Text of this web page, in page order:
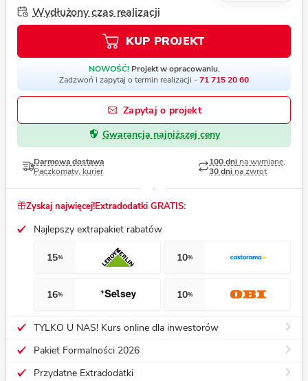
Wydłużony czas realizacji
KUP PROJEKT
NOWOŚĆ!Projekt w opracowaniu.
Zadzwoń i zapytaj o termin realizacji -71 715 20 60
Zapytaj o projekt
Gwarancja najniższej ceny
Darmowa dostawa
Paczkomaty, kurier
100 dni na wymianę,
30 dni na zwrot
Zyskaj najwięcej!Extradodatki GRATIS:
Najlepszy extrapakiet rabatów
15% 10%
16% 10%
TYLKO U NAS! Kurs online dla inwestorów
Pakiet Formalności 2026
Przydatne Extradodatki